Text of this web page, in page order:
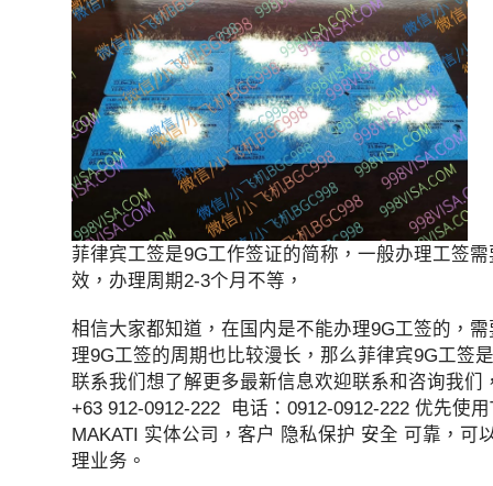
菲律宾工签是9G工作签证的简称，一般办理工签
效，办理周期2-3个月不等，
相信大家都知道，在国内是不能办理9G工签的，
理9G工签的周期也比较漫长，那么菲律宾9G工签
联系我们想了解更多最新信息欢迎联系和咨询我
+63 912-0912-222 电话：0912-0912-222 优先使
MAKATI 实体公司，客户 隐私保护 安全 可靠，
理业务。